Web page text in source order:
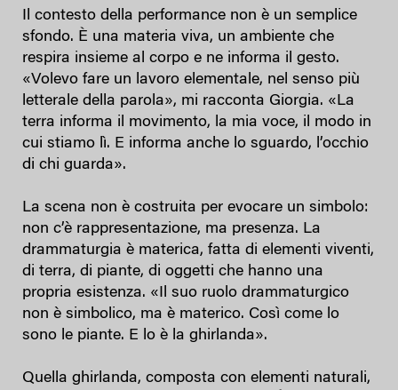
Il contesto della performance non è un semplice
sfondo. È una materia viva, un ambiente che
respira insieme al corpo e ne informa il gesto.
«Volevo fare un lavoro elementale, nel senso più
letterale della parola», mi racconta Giorgia. «La
terra informa il movimento, la mia voce, il modo in
cui stiamo lì. E informa anche lo sguardo, l’occhio
di chi guarda».
La scena non è costruita per evocare un simbolo:
non c’è rappresentazione, ma presenza. La
drammaturgia è materica, fatta di elementi viventi,
di terra, di piante, di oggetti che hanno una
propria esistenza. «Il suo ruolo drammaturgico
non è simbolico, ma è materico. Così come lo
sono le piante. E lo è la ghirlanda».
Quella ghirlanda, composta con elementi naturali,